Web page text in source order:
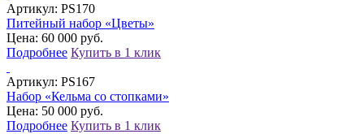
Артикул: PS170
Питейный набор «Цветы»
Цена: 60 000 руб.
Подробнее Купить в 1 клик
Артикул: PS167
Набор «Кельма со стопками»
Цена: 50 000 руб.
Подробнее Купить в 1 клик